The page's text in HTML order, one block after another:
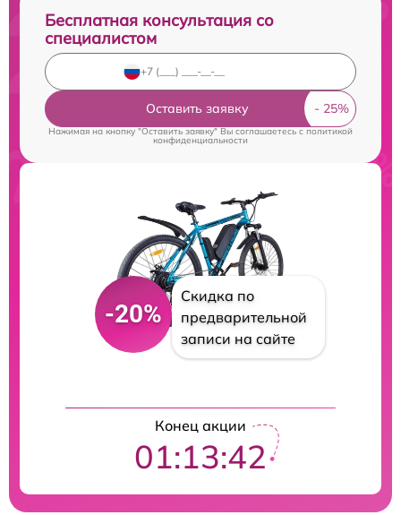
Бесплатная консультация со
специалистом
Оставить заявку
Нажимая на кнопку "Оставить заявку" Вы соглашаетесь cполитикой
конфиденциальности
-20%
Скидка по
предварительной
записи на сайте
Конец акции
01:13:41